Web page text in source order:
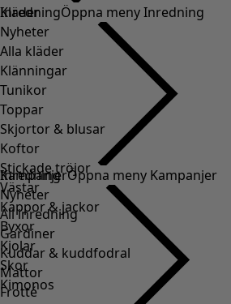
Kläder
Nyheter
Alla kläder
Klänningar
Tunikor
Toppar
Skjortor & blusar
Koftor
Stickade tröjor
Västar
Kappor & jackor
Byxor
Kjolar
Skor
Kimonos
InredningÖppna meny Inredning
Inredning
Nyheter
All inredning
Gardiner
Kuddar & kuddfodral
Mattor
Frotté
KampanjerÖppna meny Kampanjer